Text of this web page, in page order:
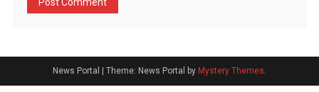
News Portal | Theme: News Portal by Mystery Themes.